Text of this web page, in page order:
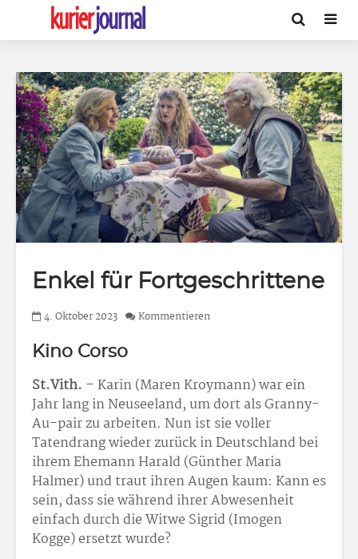
Enkel für Fortgeschrittene
4. Oktober 2023 Kommentieren
Kino Corso
St.Vith. – Karin (Maren Kroymann) war ein
Jahr lang in Neuseeland, um dort als Granny-
Au-pair zu arbeiten. Nun ist sie voller
Tatendrang wieder zurück in Deutschland bei
ihrem Ehemann Harald (Günther Maria
Halmer) und traut ihren Augen kaum: Kann es
sein, dass sie während ihrer Abwesenheit
einfach durch die Witwe Sigrid (Imogen
Kogge) ersetzt wurde?